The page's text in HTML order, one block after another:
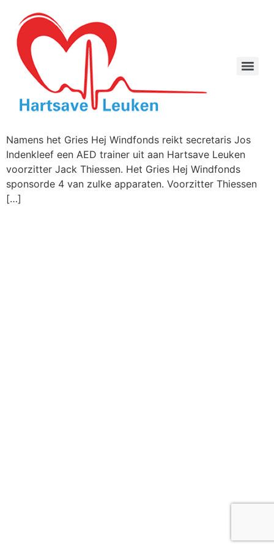
Namens het Gries Hej Windfonds reikt secretaris Jos
Indenkleef een AED trainer uit aan Hartsave Leuken
voorzitter Jack Thiessen. Het Gries Hej Windfonds
sponsorde 4 van zulke apparaten. Voorzitter Thiessen
[…]